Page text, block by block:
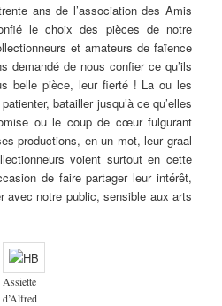
ans de l’association des Amis
le choix des pièces de notre
et amateurs de faïence
demandé de nous confier ce qu’ils
belle pièce, leur fierté ! La ou les
batailler jusqu’à ce qu’elles
ou le coup de cœur fulgurant
productions, en un mot, leur graal
voient surtout en cette
de faire partager leur intérêt,
avec notre public, sensible aux arts
Assiette
d’Alfred